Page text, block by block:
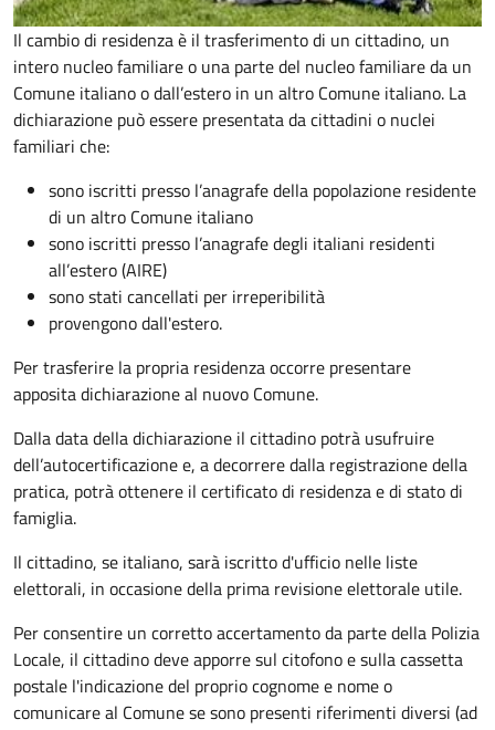
Il cambio di residenza è il trasferimento di un cittadino, un
intero nucleo familiare o una parte del nucleo familiare da un
Comune italiano o dall’estero in un altro Comune italiano. La
dichiarazione può essere presentata da cittadini o nuclei
familiari che:
sono iscritti presso l’anagrafe della popolazione residente
di un altro Comune italiano
sono iscritti presso l’anagrafe degli italiani residenti
all’estero (AIRE)
sono stati cancellati per irreperibilità
provengono dall'estero.
Per trasferire la propria residenza occorre presentare
appositadichiarazione al nuovo Comune.
Dalla data della dichiarazione il cittadino potrà usufruire
dell’autocertificazione e, a decorrere dalla registrazione della
pratica, potrà ottenere il certificato di residenza e di stato di
famiglia.
Il cittadino, se italiano, sarà iscritto d'ufficio nelle liste
elettorali, in occasione della prima revisione elettorale utile.
Per consentire un corretto accertamento da parte della Polizia
Locale, il cittadino deve apporre sul citofono e sulla cassetta
postale l'indicazione del proprio cognome e nome o
comunicare al Comune se sono presenti riferimenti diversi (ad